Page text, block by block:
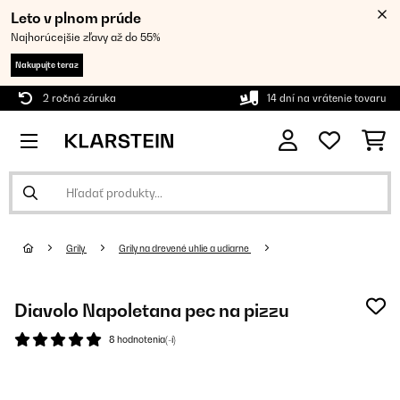
Leto v plnom prúde
Najhorúcejšie zľavy až do 55%
Nakupujte teraz
2 ročná záruka 14 dní na vrátenie tovaru
Grily Grily na drevené uhlie a udiarne
Diavolo Napoletana pec na pizzu
8 hodnotenia(-í)